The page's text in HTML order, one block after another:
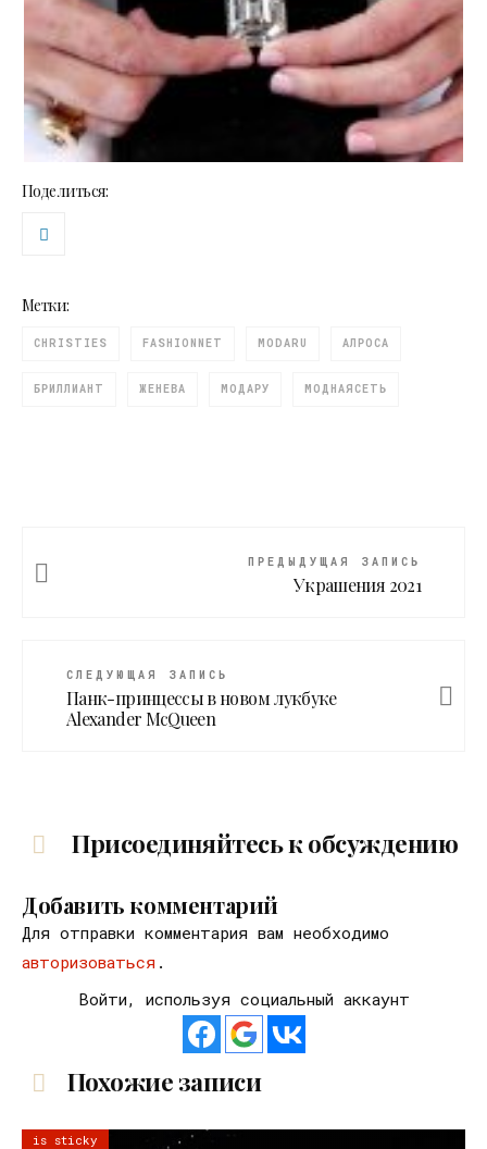
Поделиться:
Метки:
CHRISTIES FASHIONNET MODARU АЛРОСА
БРИЛЛИАНТ ЖЕНЕВА МОДАРУ МОДНАЯСЕТЬ
ПРЕДЫДУЩАЯ ЗАПИСЬ
Украшения 2021
СЛЕДУЮЩАЯ ЗАПИСЬ
Панк-принцессы в новом лукбуке
Alexander McQueen
Присоединяйтесь к обсуждению
Добавить комментарий
Для отправки комментария вам необходимо
авторизоваться .
Войти, используя социальный аккаунт
Похожие записи
is sticky